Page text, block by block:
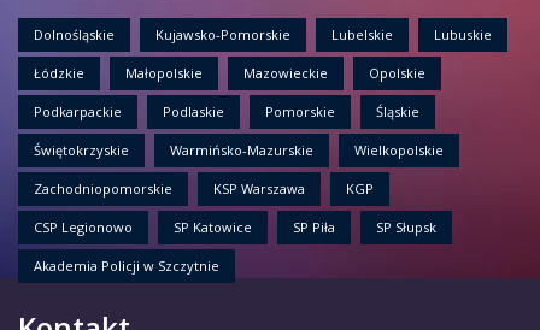
Dolnośląskie Kujawsko-Pomorskie Lubelskie Lubuskie
Łódzkie Małopolskie Mazowieckie Opolskie
Podkarpackie Podlaskie Pomorskie Śląskie
Świętokrzyskie Warmińsko-Mazurskie Wielkopolskie
Zachodniopomorskie KSP Warszawa KGP
CSP Legionowo SP Katowice SP Piła SP Słupsk
Akademia Policji w Szczytnie